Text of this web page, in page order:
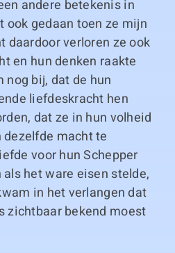
andere betekenis in
ook gedaan toen ze mijn
daardoor verloren ze ook
en hun denken raakte
nog bij, dat de hun
liefdeskracht hen
dat ze in hun volheid
macht te
voor hun Schepper
het ware eisen stelde,
in het verlangen dat
zichtbaar bekend moest